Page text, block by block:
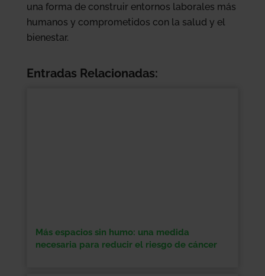
una forma de construir entornos laborales más
humanos y comprometidos con la salud y el
bienestar.
Entradas Relacionadas:
Más espacios sin humo: una medida
necesaria para reducir el riesgo de cáncer